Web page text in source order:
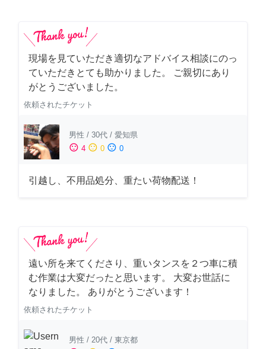
現場を見ていただき適切なアドバイス相談にのっ
ていただきとても助かりました。 ご親切にあり
がとうございました。
依頼されたチケット
男性 / 30代 / 愛知県
sentiment_satisfied 4 sentiment_neutral 0 sentiment_dissatisfied 0
引越し、不用品処分、重たい荷物配送！
遠い所を来てくださり、重いタンスを２つ車に積
む作業は大変だったと思います。 大変お世話に
なりました。 ありがとうございます！
依頼されたチケット
男性 / 20代 / 東京都